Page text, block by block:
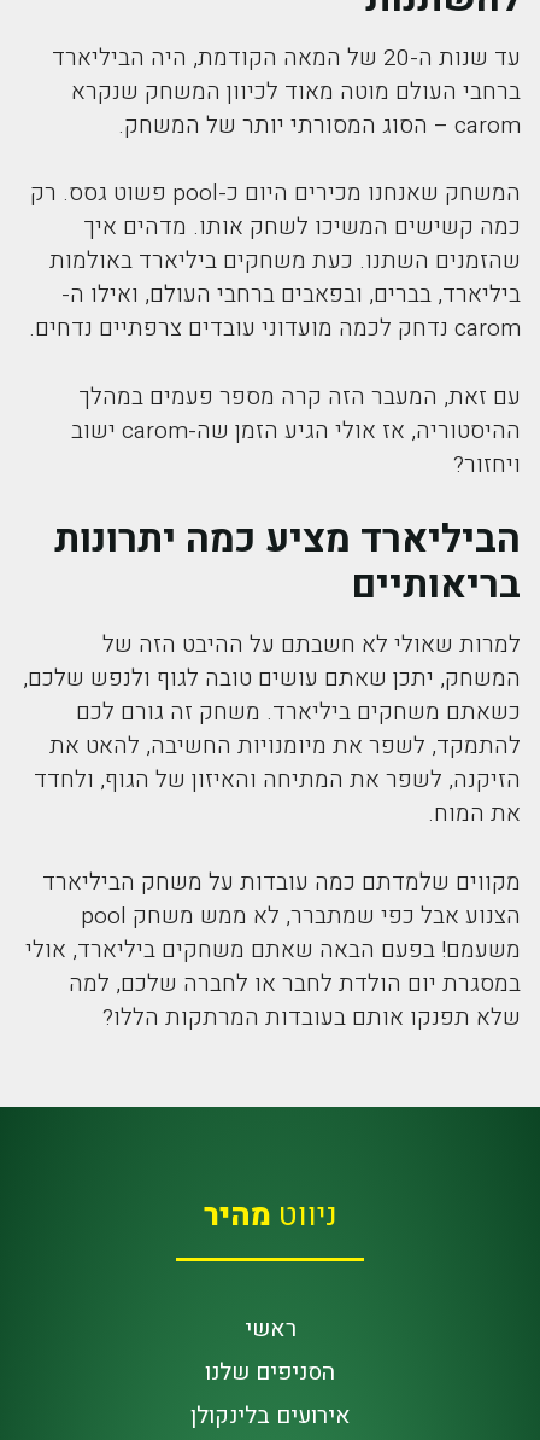
עד שנות ה-20 של המאה הקודמת, היה הביליארד
ברחבי העולם מוטה מאוד לכיוון המשחק שנקרא
carom – הסוג המסורתי יותר של המשחק.
המשחק שאנחנו מכירים היום כ-pool פשוט גסס. רק
כמה קשישים המשיכו לשחק אותו. מדהים איך
שהזמנים השתנו. כעת משחקים ביליארד באולמות
ביליארד, בברים, ובפאבים ברחבי העולם, ואילו ה-
carom נדחק לכמה מועדוני עובדים צרפתיים נדחים.
עם זאת, המעבר הזה קרה מספר פעמים במהלך
ההיסטוריה, אז אולי הגיע הזמן שה-carom ישוב
ויחזור?
הביליארד מציע כמה יתרונות
בריאותיים
למרות שאולי לא חשבתם על ההיבט הזה של
המשחק, יתכן שאתם עושים טובה לגוף ולנפש שלכם,
כשאתם משחקים ביליארד. משחק זה גורם לכם
להתמקד, לשפר את מיומנויות החשיבה, להאט את
הזיקנה, לשפר את המתיחה והאיזון של הגוף, ולחדד
את המוח.
מקווים שלמדתם כמה עובדות על משחק הביליארד
הצנוע אבל כפי שמתברר, לא ממש משחק pool
משעמם! בפעם הבאה שאתם משחקים ביליארד, אולי
במסגרת יום הולדת לחבר או לחברה שלכם, למה
שלא תפנקו אותם בעובדות המרתקות הללו?
ניווט מהיר
ראשי
הסניפים שלנו
אירועים בלינקולן